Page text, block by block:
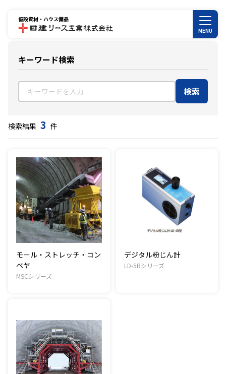
MENU
仮設資材・ハウス備品
キーワード検索
検索
検索結果 3 件
モール・ストレッチ・コン
ベヤ
MSCシリーズ
デジタル粉じん計
LD-5Rシリーズ